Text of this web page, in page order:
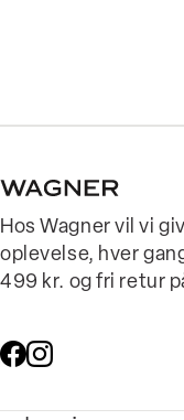
Hos Wagner vil vi
oplevelse, hver
499 kr. og fri retur